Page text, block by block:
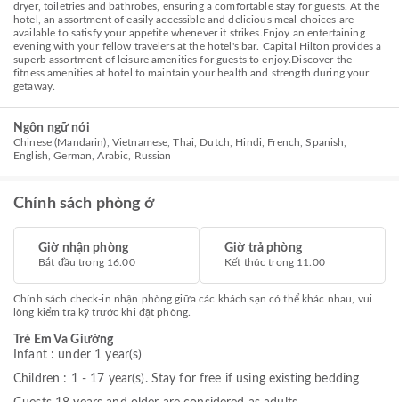
dryer, toiletries and bathrobes, ensuring a comfortable stay for guests. At the
hotel, an assortment of easily accessible and delicious meal choices are
available to satisfy your appetite whenever it strikes.Enjoy an entertaining
evening with your fellow travelers at the hotel's bar. Capital Hilton provides a
superb assortment of leisure amenities for guests to enjoy.Discover the
fitness amenities at hotel to maintain your health and strength during your
getaway.
Ngôn ngữ nói
Chinese (Mandarin), Vietnamese, Thai, Dutch, Hindi, French, Spanish,
English, German, Arabic, Russian
Chính sách phòng ở
Giờ nhận phòng
Bắt đầu trong 16.00
Giờ trả phòng
Kết thúc trong 11.00
Chính sách check-in nhận phòng giữa các khách sạn có thể khác nhau, vui
lòng kiểm tra kỹ trước khi đặt phòng.
Trẻ Em Va Giường
Infant : under 1 year(s)
Children : 1 - 17 year(s). Stay for free if using existing bedding